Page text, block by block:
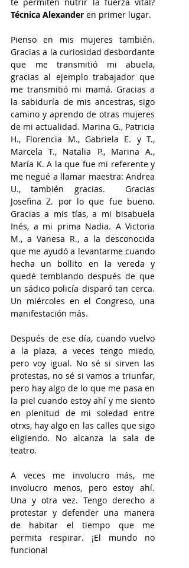
Técnica Alexander en primer lugar.
Pienso en mis mujeres también.
Gracias a la curiosidad desbordante
que me transmitió mi abuela,
gracias al ejemplo trabajador que
me transmitió mi mamá. Gracias a
la sabiduría de mis ancestras, sigo
camino y aprendo de otras mujeres
de mi actualidad. Marina G., Patricia
H., Florencia M., Gabriela E. y T.,
Marcela T., Natalia P., Marina A.,
María K. A la que fue mi referente y
me negué a llamar maestra: Andrea
U., también gracias.  Gracias
Josefina Z. por lo que fue bueno.
Gracias a mis tías, a mi bisabuela
Inés, a mi prima Nadia. A Victoria
M., a Vanesa R., a la desconocida
que me ayudó a levantarme cuando
hecha un bollito en la vereda y
quedé temblando después de que
un sádico policía disparó tan cerca.
Un miércoles en el Congreso, una
manifestación más.
Después de ese día, cuando vuelvo
a la plaza, a veces tengo miedo,
pero voy igual. No sé si sirven las
protestas, no sé si vamos a triunfar,
pero hay algo de lo que me pasa en
la piel cuando estoy ahí y me siento
en plenitud de mi soledad entre
otrxs, hay algo en las calles que sigo
eligiendo. No alcanza la sala de
teatro.
A veces me involucro más, me
involucro menos, pero estoy ahí.
Una y otra vez. Tengo derecho a
protestar y defender una manera
de habitar el tiempo que me
permita respirar. ¡El mundo no
funciona!